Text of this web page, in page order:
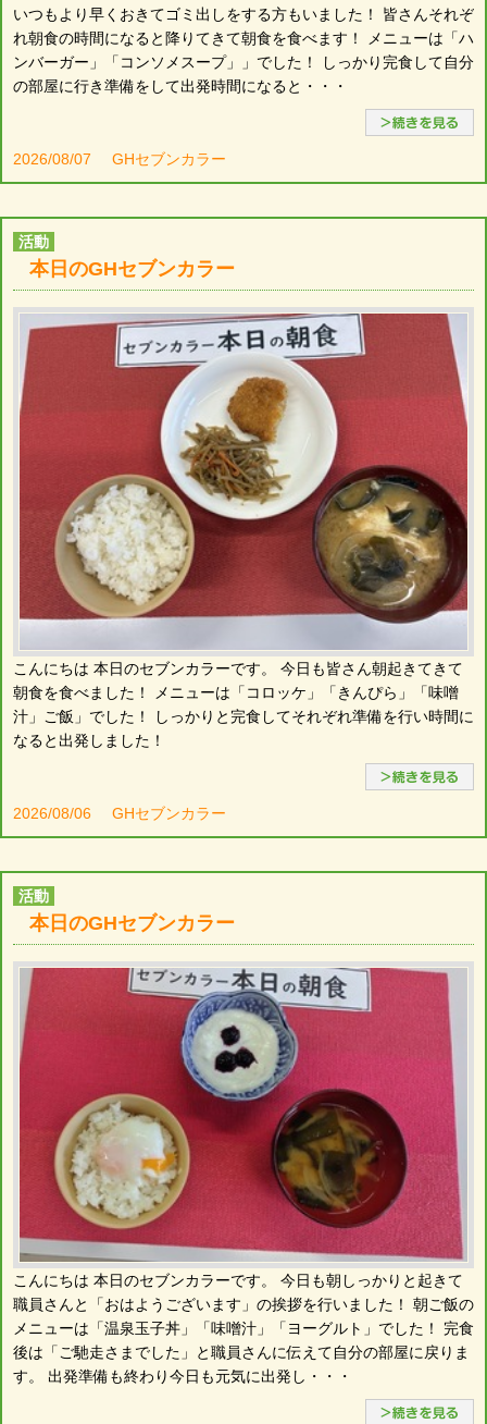
いつもより早くおきてゴミ出しをする方もいました！ 皆さんそれぞ
れ朝食の時間になると降りてきて朝食を食べます！ メニューは「ハ
ンバーガー」「コンソメスープ」」でした！ しっかり完食して自分
の部屋に行き準備をして出発時間になると・・・
2026/08/07 GHセブンカラー
活動
本日のGHセブンカラー
こんにちは 本日のセブンカラーです。 今日も皆さん朝起きてきて
朝食を食べました！ メニューは「コロッケ」「きんぴら」「味噌
汁」ご飯」でした！ しっかりと完食してそれぞれ準備を行い時間に
なると出発しました！
2026/08/06 GHセブンカラー
活動
本日のGHセブンカラー
こんにちは 本日のセブンカラーです。 今日も朝しっかりと起きて
職員さんと「おはようございます」の挨拶を行いました！ 朝ご飯の
メニューは「温泉玉子丼」「味噌汁」「ヨーグルト」でした！ 完食
後は「ご馳走さまでした」と職員さんに伝えて自分の部屋に戻りま
す。 出発準備も終わり今日も元気に出発し・・・